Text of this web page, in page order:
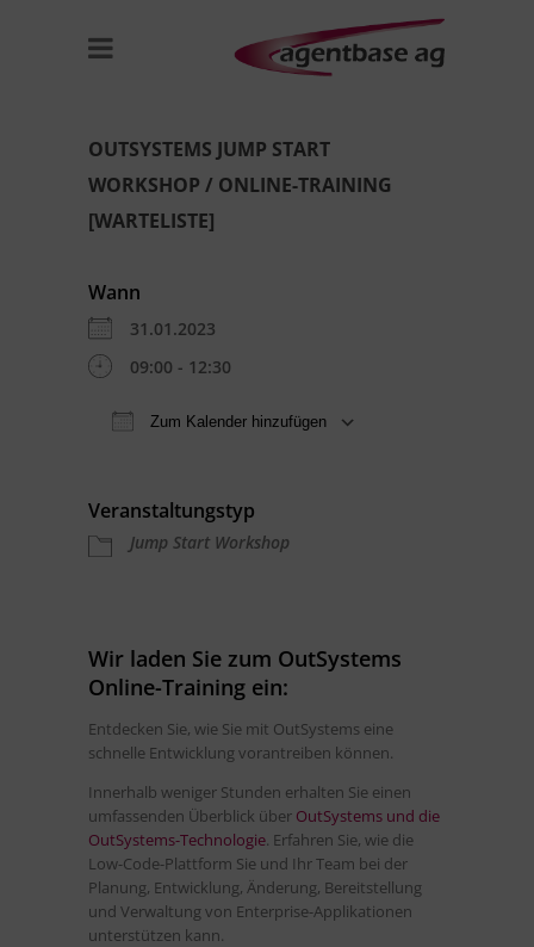
OUTSYSTEMS JUMP START
WORKSHOP / ONLINE-TRAINING
[WARTELISTE]
Wann
31.01.2023
09:00 - 12:30
Zum Kalender hinzufügen
Veranstaltungstyp
Jump Start Workshop
Wir laden Sie zum OutSystems
Online-Training ein:
Entdecken Sie, wie Sie mit OutSystems eine
schnelle Entwicklung vorantreiben können.
Innerhalb weniger Stunden erhalten Sie einen
umfassenden Überblick über OutSystems und die
OutSystems-Technologie. Erfahren Sie, wie die
Low-Code-Plattform Sie und Ihr Team bei der
Planung, Entwicklung, Änderung, Bereitstellung
und Verwaltung von Enterprise-Applikationen
unterstützen kann.